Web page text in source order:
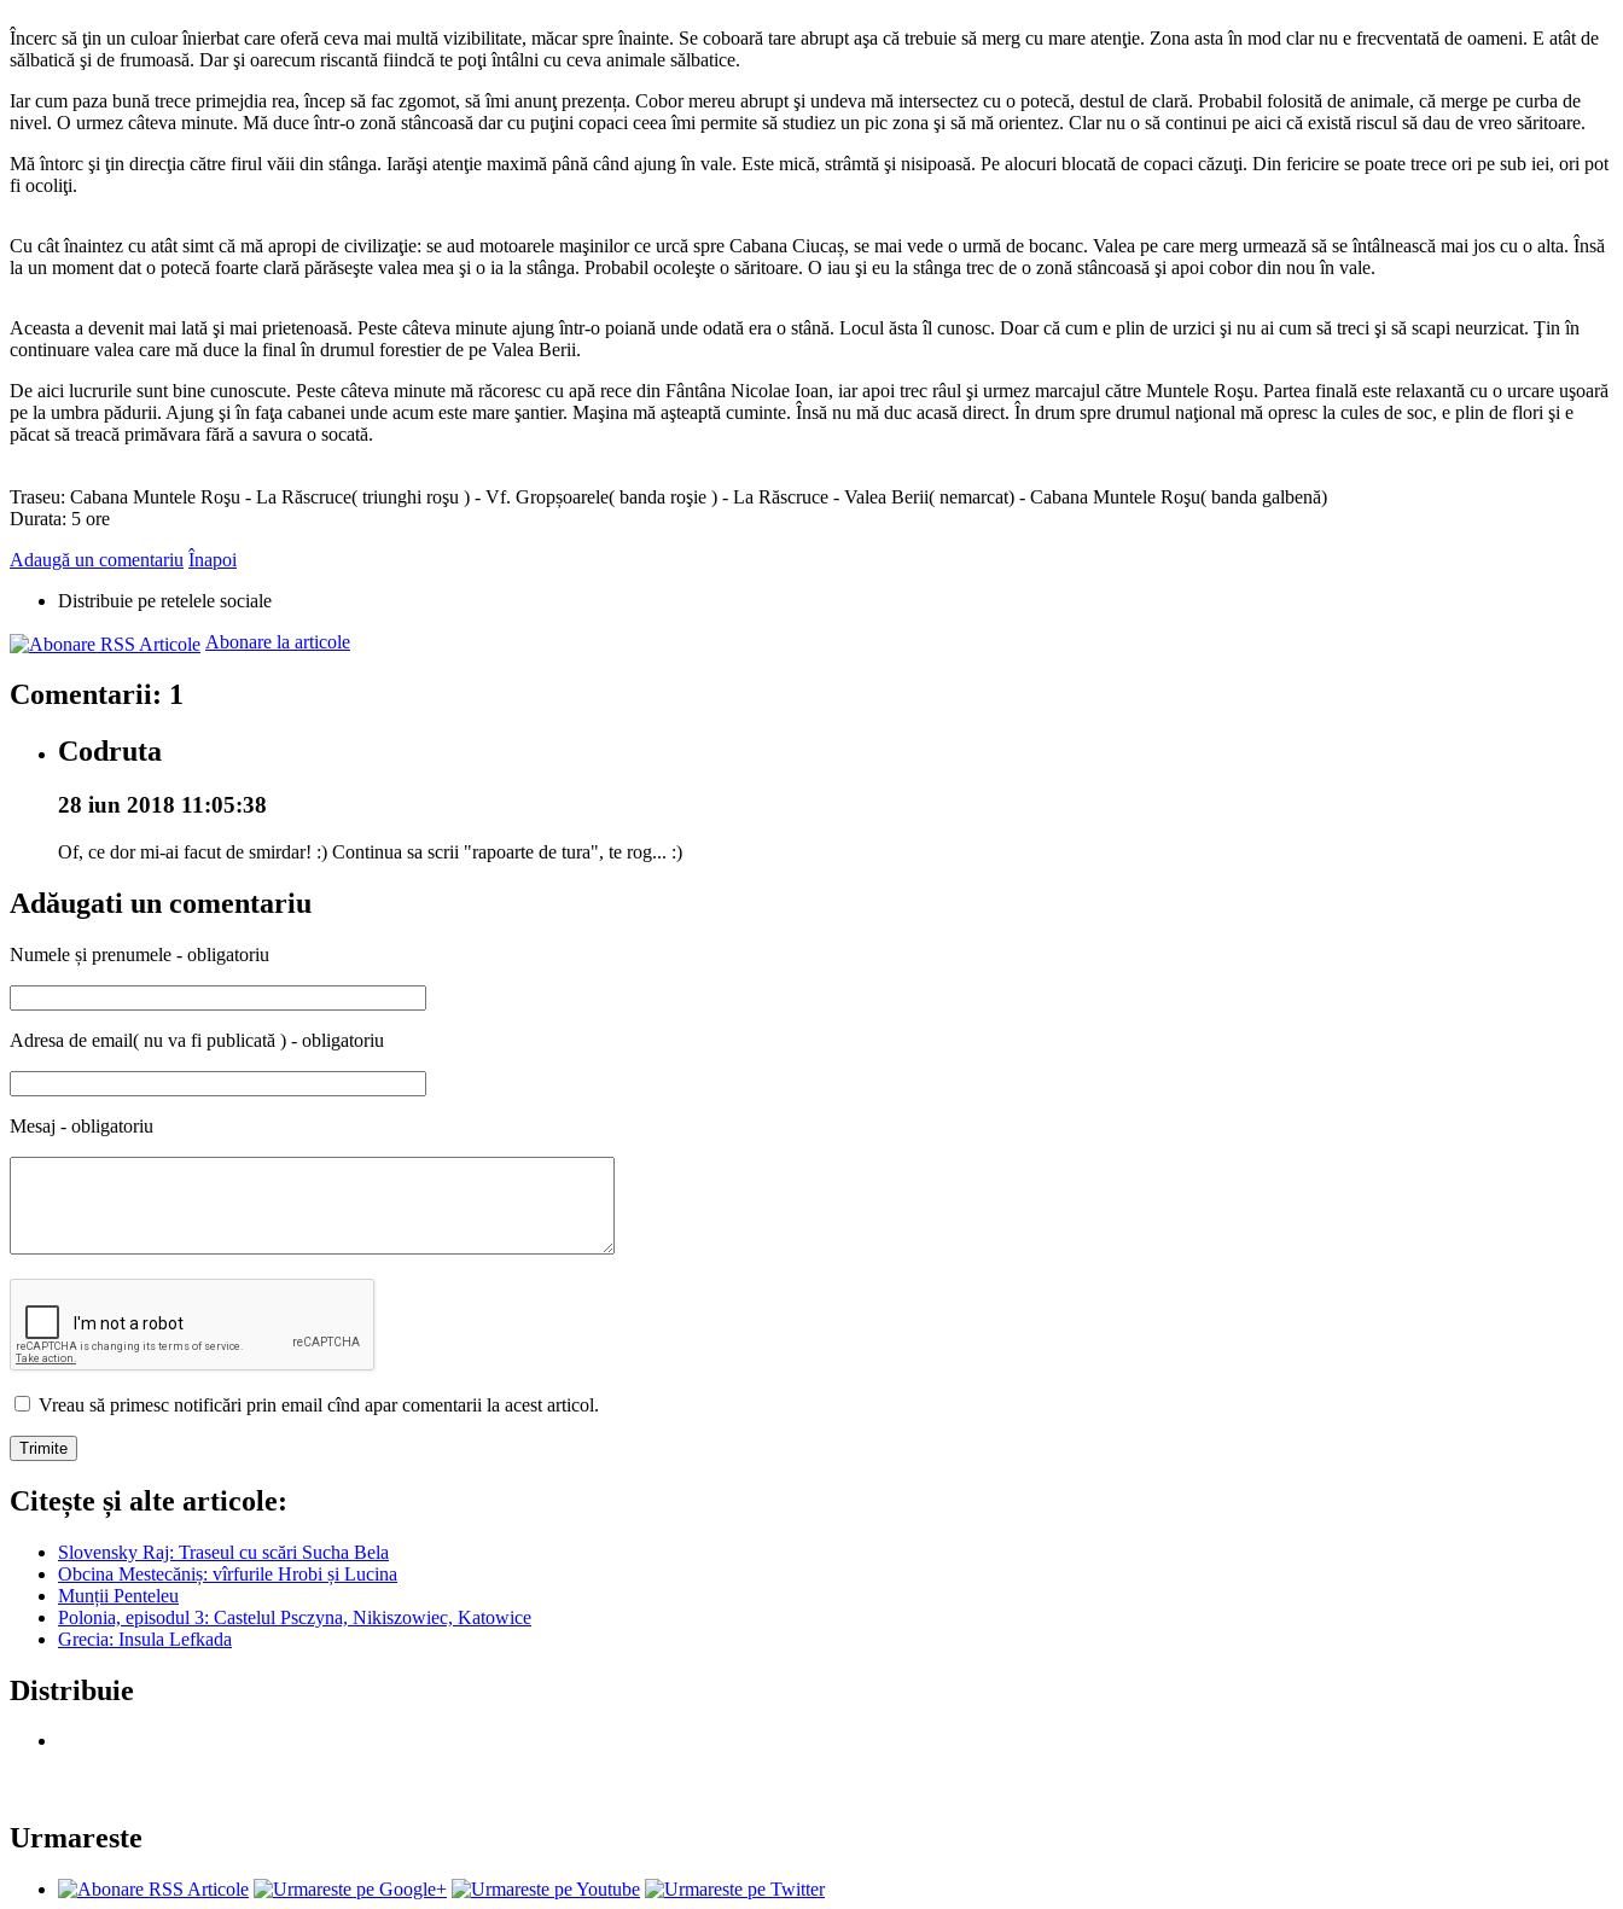
Încerc să ţin un culoar înierbat care oferă ceva mai multă vizibilitate, măcar spre înainte. Se coboară tare abrupt aşa că trebuie să merg cu mare atenţie. Zona asta în mod clar nu e frecventată de oameni. E atât de
sălbatică şi de frumoasă. Dar şi oarecum riscantă fiindcă te poţi întâlni cu ceva animale sălbatice.
Iar cum paza bună trece primejdia rea, încep să fac zgomot, să îmi anunţ prezența. Cobor mereu abrupt şi undeva mă intersectez cu o potecă, destul de clară. Probabil folosită de animale, că merge pe curba de
nivel. O urmez câteva minute. Mă duce într-o zonă stâncoasă dar cu puţini copaci ceea îmi permite să studiez un pic zona şi să mă orientez. Clar nu o să continui pe aici că există riscul să dau de vreo săritoare.
Mă întorc şi ţin direcţia către firul văii din stânga. Iarăşi atenţie maximă până când ajung în vale. Este mică, strâmtă şi nisipoasă. Pe alocuri blocată de copaci căzuţi. Din fericire se poate trece ori pe sub iei, ori pot
fi ocoliţi.
Cu cât înaintez cu atât simt că mă apropi de civilizaţie: se aud motoarele maşinilor ce urcă spre Cabana Ciucaș, se mai vede o urmă de bocanc. Valea pe care merg urmează să se întâlnească mai jos cu o alta. Însă
la un moment dat o potecă foarte clară părăseşte valea mea şi o ia la stânga. Probabil ocoleşte o săritoare. O iau şi eu la stânga trec de o zonă stâncoasă şi apoi cobor din nou în vale.
Aceasta a devenit mai lată şi mai prietenoasă. Peste câteva minute ajung într-o poiană unde odată era o stână. Locul ăsta îl cunosc. Doar că cum e plin de urzici şi nu ai cum să treci şi să scapi neurzicat. Ţin în
continuare valea care mă duce la final în drumul forestier de pe Valea Berii.
De aici lucrurile sunt bine cunoscute. Peste câteva minute mă răcoresc cu apă rece din Fântâna Nicolae Ioan, iar apoi trec râul şi urmez marcajul către Muntele Roşu. Partea finală este relaxantă cu o urcare uşoară
pe la umbra pădurii. Ajung şi în faţa cabanei unde acum este mare şantier. Maşina mă aşteaptă cuminte. Însă nu mă duc acasă direct. În drum spre drumul naţional mă opresc la cules de soc, e plin de flori şi e
păcat să treacă primăvara fără a savura o socată.
Traseu: Cabana Muntele Roşu - La Răscruce( triunghi roşu ) - Vf. Gropșoarele( banda roşie ) - La Răscruce - Valea Berii( nemarcat) - Cabana Muntele Roşu( banda galbenă)
Durata: 5 ore
Adaugă un comentariu Înapoi
Distribuie pe retelele sociale
Abonare la articole
Comentarii: 1
Codruta
28 iun 2018 11:05:38
Of, ce dor mi-ai facut de smirdar! :) Continua sa scrii "rapoarte de tura", te rog... :)
Adăugati un comentariu
Numele și prenumele - obligatoriu
Adresa de email( nu va fi publicată ) - obligatoriu
Mesaj - obligatoriu
Vreau să primesc notificări prin email cînd apar comentarii la acest articol.
Citește și alte articole:
Slovensky Raj: Traseul cu scări Sucha Bela
Obcina Mestecăniș: vîrfurile Hrobi și Lucina
Munții Penteleu
Polonia, episodul 3: Castelul Psczyna, Nikiszowiec, Katowice
Grecia: Insula Lefkada
Distribuie
Urmareste